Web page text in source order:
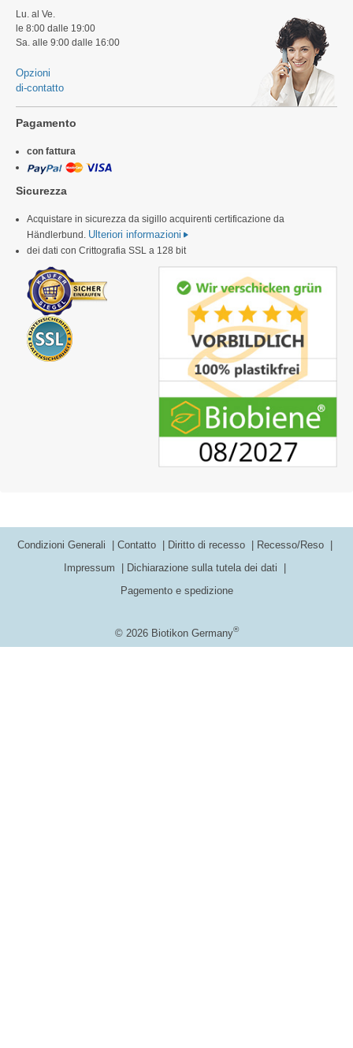
Lu. al Ve.
le 8:00 dalle 19:00
Sa. alle 9:00 dalle 16:00
Opzioni
di-contatto
Pagamento
con fattura
Sicurezza
Acquistare in sicurezza da sigillo acquirenti certificazione da
Händlerbund. Ulteriori informazioni
dei dati con Crittografia SSL a 128 bit
© 2026 Biotikon Germany®
Condizioni Generali Contatto Diritto di recesso
Recesso/Reso
Impressum
Dichiarazione sulla tutela dei dati
Pagemento e spedizione